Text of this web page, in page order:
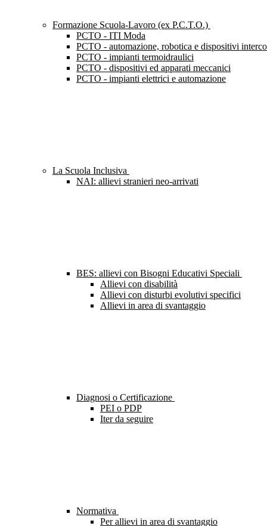
Formazione Scuola-Lavoro (ex P.C.T.O.)
PCTO - ITI Moda
PCTO - automazione, robotica e dispositivi
PCTO - impianti termoidraulici
PCTO - dispositivi ed apparati meccanici
PCTO - impianti elettrici e automazione
La Scuola Inclusiva
NAI: allievi stranieri neo-arrivati
BES: allievi con Bisogni Educativi Speciali
Allievi con disabilità
Allievi con disturbi evolutivi specifici
Allievi in area di svantaggio
Diagnosi o Certificazione
PEI o PDP
Iter da seguire
Normativa
Per allievi in area di svantaggio